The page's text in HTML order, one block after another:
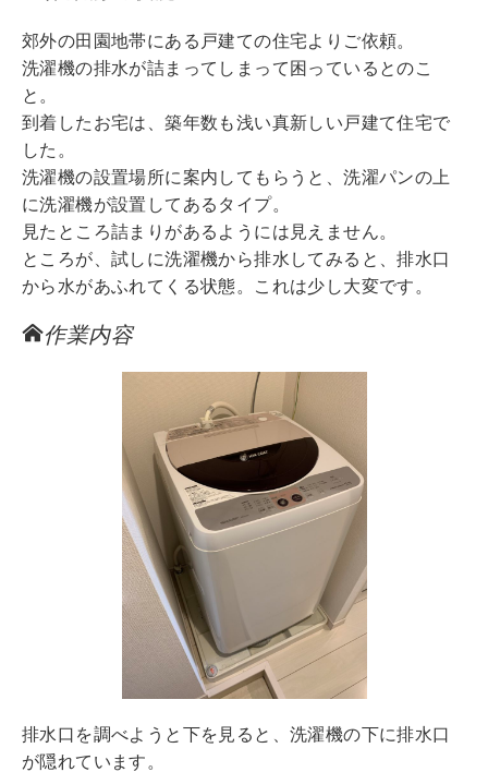
郊外の田園地帯にある戸建ての住宅よりご依頼。
洗濯機の排水が詰まってしまって困っているとのこ
と。
到着したお宅は、築年数も浅い真新しい戸建て住宅で
した。
洗濯機の設置場所に案内してもらうと、洗濯パンの上
に洗濯機が設置してあるタイプ。
見たところ詰まりがあるようには見えません。
ところが、試しに洗濯機から排水してみると、排水口
から水があふれてくる状態。これは少し大変です。
作業内容
排水口を調べようと下を見ると、洗濯機の下に排水口
が隠れています。